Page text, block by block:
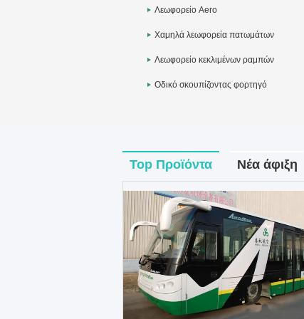
Λεωφορείο Aero
Χαμηλά λεωφορεία πατωμάτων
Λεωφορείο κεκλιμένων ραμπών
Οδικό σκουπίζοντας φορτηγό
Top Προϊόντα Νέα άφιξη
Επικοινωνήστε